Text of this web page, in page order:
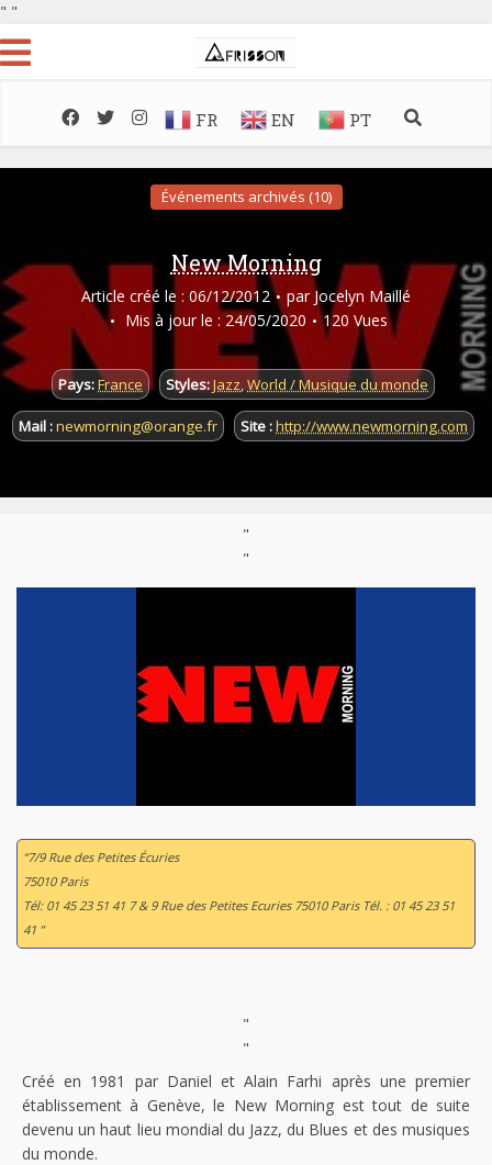
" "
FR EN PT
Événements archivés (10)
New Morning
Article créé le : 06/12/2012 par Jocelyn Maillé
Mis à jour le : 24/05/2020
120 Vues
Pays:France Styles:Jazz,World / Musique du monde
Mail :newmorning@orange.fr Site :http://www.newmorning.com
"
"
“7/9 Rue des Petites Écuries
75010 Paris
Tél: 01 45 23 51 41 7 & 9 Rue des Petites Ecuries 75010 Paris Tél. : 01 45 23 51
41 ”
"
"
Créé en 1981 par Daniel et Alain Farhi après une premier
établissement à Genève, le New Morning est tout de suite
devenu un haut lieu mondial du Jazz, du Blues et des musiques
du monde.